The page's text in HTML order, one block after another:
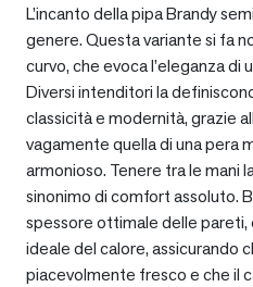
L’incanto della pipa Brandy
genere. Questa variante si fa
curvo, che evoca l’eleganza di
Diversi intenditori la
classicità e modernità, grazie
vagamente quella di una pera
armonioso. Tenere tra le mani
sinonimo di comfort assoluto.
spessore ottimale delle
ideale del calore, assicurando
piacevolmente fresco e che il